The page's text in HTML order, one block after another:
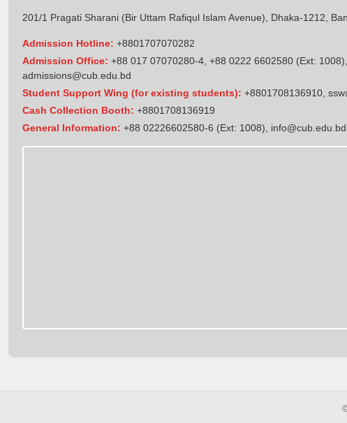
201/1 Pragati Sharani (Bir Uttam Rafiqul Islam Avenue), Dhaka-1212,
Admission Hotline: +8801707070282
Admission Office: +88 017 07070280-4, +88 0222 6602580 (Ext: 1008),
admissions@cub.edu.bd
Student Support Wing (for existing students): +8801708136910
Cash Collection Booth: +8801708136919
General Information: +88 02226602580-6 (Ext: 1008), info@cub.edu.bd